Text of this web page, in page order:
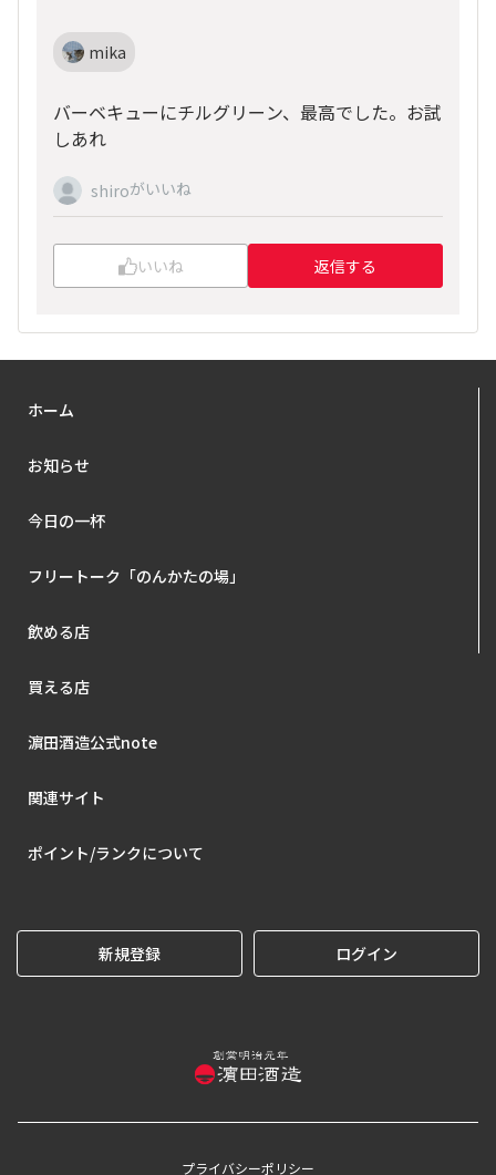
mika
バーベキューにチルグリーン、最高でした。お試
しあれ
shiroがいいね
いいね 返信する
ホーム
お知らせ
今日の一杯
フリートーク「のんかたの場」
飲める店
買える店
濵田酒造公式note
関連サイト
ポイント/ランクについて
新規登録 ログイン
プライバシーポリシー